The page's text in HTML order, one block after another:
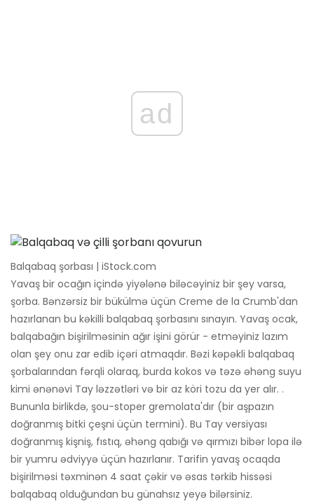
ad
Balqabaq şorbası | iStock.com
Yavaş bir ocağın içində yiyələnə biləcəyiniz bir şey varsa,
şorba. Bənzərsiz bir bükülmə üçün Creme de la Crumb'dan
hazırlanan bu kəkilli balqabaq şorbasını sınayın. Yavaş ocak,
balqabağın bişirilməsinin ağır işini görür - etməyiniz lazım
olan şey onu zar edib içəri atmaqdır. Bəzi kəpəkli balqabaq
şorbalarından fərqli olaraq, burda kokos və təzə əhəng suyu
kimi ənənəvi Tay ləzzətləri və bir az köri tozu da yer alır. .
Bununla birlikdə, şou-stoper gremolata'dır (bir aşpazın
doğranmış bitki çeşni üçün termini). Bu Tay versiyası
doğranmış kişniş, fıstıq, əhəng qabığı və qırmızı bibər lopa ilə
bir yumru ədviyyə üçün hazırlanır. Tarifin yavaş ocaqda
bişirilməsi təxminən 4 saat çəkir və əsas tərkib hissəsi
balqabaq olduğundan bu günahsız yeyə bilərsiniz.